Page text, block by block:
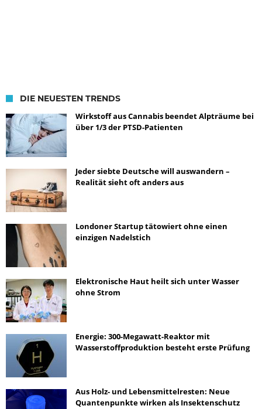
DIE NEUESTEN TRENDS
Wirkstoff aus Cannabis beendet Alpträume bei
über 1/3 der PTSD-Patienten
Jeder siebte Deutsche will auswandern –
Realität sieht oft anders aus
Londoner Startup tätowiert ohne einen
einzigen Nadelstich
Elektronische Haut heilt sich unter Wasser
ohne Strom
Energie: 300-Megawatt-Reaktor mit
Wasserstoffproduktion besteht erste Prüfung
Aus Holz- und Lebensmittelresten: Neue
Quantenpunkte wirken als Insektenschutz